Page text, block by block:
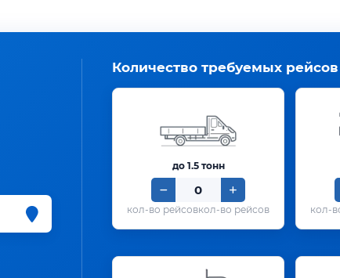
Количество требуемых
до 1.5 тонн
кол-во рейсов